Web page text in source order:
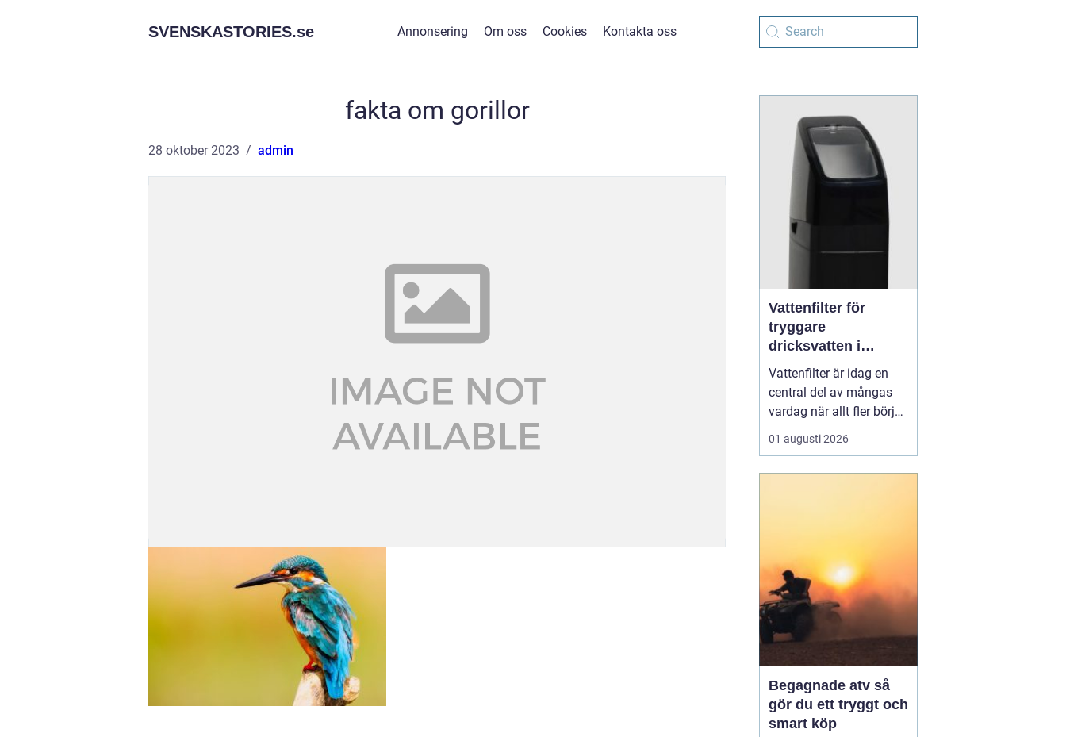
SVENSKASTORIES.se Annonsering Om oss Cookies Kontakta oss
fakta om gorillor
28 oktober 2023 admin
Vattenfilter för
tryggare
dricksvatten i
vardagen
Vattenfilter är idag en
central del av mångas
vardag när allt fler börjar
fundera på kvaliteten på
vattnet som kommer ur
hårt vat...
01 augusti 2026
Begagnade atv så
gör du ett tryggt och
smart köp